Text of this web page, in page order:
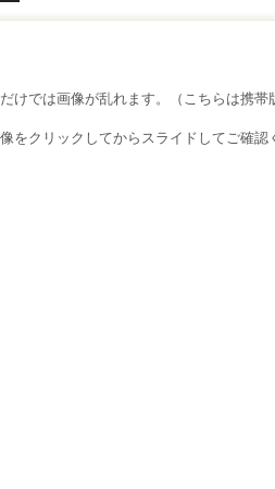
けでは画像が乱れます。（こちらは携帯
をクリックしてからスライドしてご確